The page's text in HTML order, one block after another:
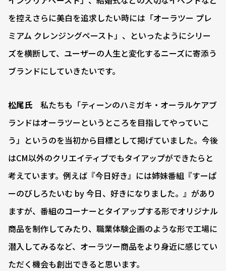
を控えさらに美白を追求したい時には「オーラツー プレ
ミアム クレンジングペースト」、といったようにシリー
ズを横断して、ユーザーの人生と変化するニーズに寄添う
ブランドにしていきたいです。
松尾氏 私たちも「ティーンのハミガキ・オーラルケアブ
ランドはオーラツーというところを目指してやっていこ
う」というのを当初から目標として掲げていました。今後
はCM以外のクリエイティブでもタイアップができたらと
考えています。例えば『今日好き』には姉妹番組『すーぱ
ーのびしろたいむ by 今日、好きになりました。』があり
ますが、番組のコーナーとタイアップする形でオリジナル
商品を制作してみたり、職業体験企画のような形で工場に
潜入してみるなど、オーラツー商品をより身近に感じてい
ただく機会も創出できると思います。